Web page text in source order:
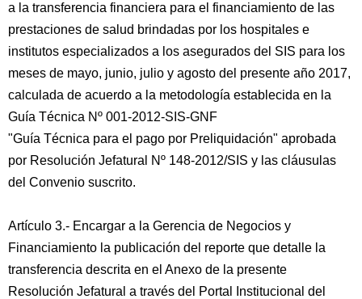
a la transferencia financiera para el financiamiento de las
prestaciones de salud brindadas por los hospitales e
institutos especializados a los asegurados del SIS para los
meses de mayo, junio, julio y agosto del presente año 2017,
calculada de acuerdo a la metodología establecida en la
Guía Técnica Nº 001-2012-SIS-GNF
"Guía Técnica para el pago por Preliquidación" aprobada
por Resolución Jefatural Nº 148-2012/SIS y las cláusulas
del Convenio suscrito.
Artículo 3.- Encargar a la Gerencia de Negocios y
Financiamiento la publicación del reporte que detalle la
transferencia descrita en el Anexo de la presente
Resolución Jefatural a través del Portal Institucional del